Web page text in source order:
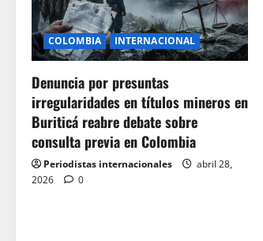
i
g
a
t
i
o
COLOMBIA INTERNACIONAL
Denuncia por presuntas
irregularidades en títulos mineros en
Buriticá reabre debate sobre
consulta previa en Colombia
Periodistas internacionales
abril 28,
2026
0